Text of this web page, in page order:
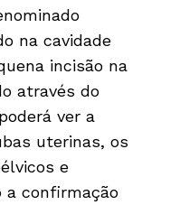
na cavidade
incisão na
através do
ver a
uterinas, os
e
a confirmação